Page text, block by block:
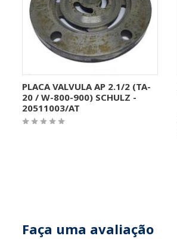
MAIS INFORMAÇÕES
PLACA VALVULA AP 2.1/2 (TA-
20 / W-800-900) SCHULZ -
20511003/AT
Faça uma avaliação